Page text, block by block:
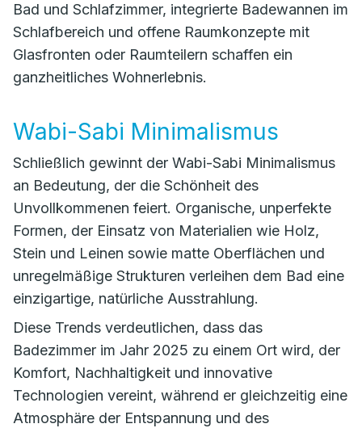
Bad und Schlafzimmer, integrierte Badewannen im
Schlafbereich und offene Raumkonzepte mit
Glasfronten oder Raumteilern schaffen ein
ganzheitliches Wohnerlebnis.
Wabi-Sabi Minimalismus
Schließlich gewinnt der Wabi-Sabi Minimalismus
an Bedeutung, der die Schönheit des
Unvollkommenen feiert. Organische, unperfekte
Formen, der Einsatz von Materialien wie Holz,
Stein und Leinen sowie matte Oberflächen und
unregelmäßige Strukturen verleihen dem Bad eine
einzigartige, natürliche Ausstrahlung.
Diese Trends verdeutlichen, dass das
Badezimmer im Jahr 2025 zu einem Ort wird, der
Komfort, Nachhaltigkeit und innovative
Technologien vereint, während er gleichzeitig eine
Atmosphäre der Entspannung und des